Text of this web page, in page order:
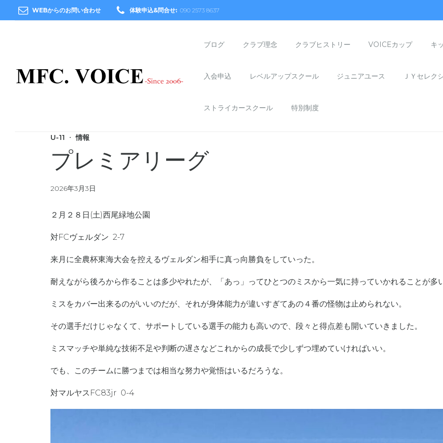
WEBからのお問い合わせ 体験申込&問合せ: 090 2573 8637
ブログ クラブ理念 クラブヒストリー VOICEカップ キ
入会申込 レベルアップスクール ジュニアユース ＪＹセレク
ストライカースクール 特別制度
U-11 情報
プレミアリーグ
2026年3月3日
２月２８日(土)西尾緑地公園
対FCヴェルダン 2-7
来月に全農杯東海大会を控えるヴェルダン相手に真っ向勝負をしていった。
耐えながら後ろから作ることは多少やれたが、「あっ」ってひとつのミスから一気に持っていかれることが多
ミスをカバー出来るのがいいのだが、それが身体能力が違いすぎてあの４番の怪物は止められない。
その選手だけじゃなくて、サポートしている選手の能力も高いので、段々と得点差も開いていきました。
ミスマッチや単純な技術不足や判断の遅さなどこれからの成長で少しずつ埋めていければいい。
でも、このチームに勝つまでは相当な努力や覚悟はいるだろうな。
対マルヤスFC83jr 0-4